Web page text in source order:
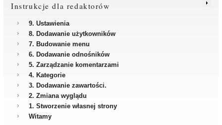
Instrukcje dla redaktorów
9. Ustawienia
8. Dodawanie użytkowników
7. Budowanie menu
6. Dodawanie odnośników
5. Zarządzanie komentarzami
4. Kategorie
3. Dodawanie zawartości.
2. Zmiana wyglądu
1. Stworzenie własnej strony
Witamy